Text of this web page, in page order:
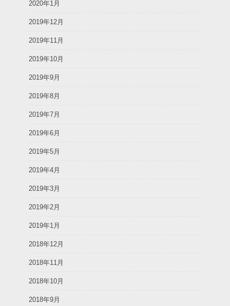
2020年1月
2019年12月
2019年11月
2019年10月
2019年9月
2019年8月
2019年7月
2019年6月
2019年5月
2019年4月
2019年3月
2019年2月
2019年1月
2018年12月
2018年11月
2018年10月
2018年9月